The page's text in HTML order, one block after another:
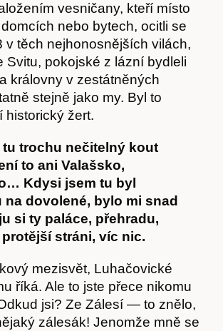
Hostcast
vesničany, kteří místo
nebo bytech, ocitli se
v těch nejhonosnějších vilách,
Svitu, pokojské z lázní bydleli
královny v zestátněných
stejně jako my. Byl to
historický žert.
tu trochu nečitelný kout
to ani Valašsko,
Kdysi jsem tu byl
na dovolené, bylo mi snad
si ty paláce, přehradu,
stráni, víc nic.
mezisvět, Luhačovické
říká. Ale to jste přece nikomu
jsi? Ze Zálesí — to znělo,
zálesák! Jenomže mně se